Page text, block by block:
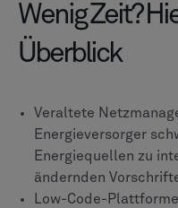
Wenig Zeit?
Überblick
Veraltete
Energieversorger
Energiequellen zu
ändernden
Low-Code-